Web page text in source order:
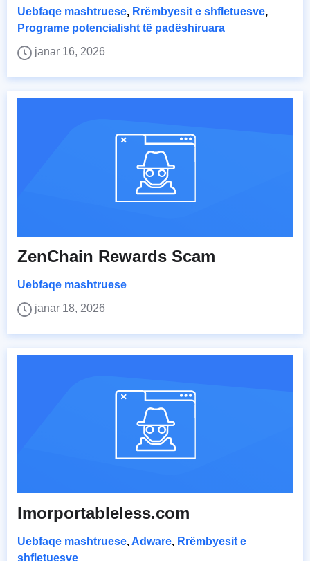
Uebfaqe mashtruese, Rrëmbyesit e shfletuesve,
Programe potencialisht të padëshiruara
janar 16, 2026
ZenChain Rewards Scam
Uebfaqe mashtruese
janar 18, 2026
Imorportableless.com
Uebfaqe mashtruese, Adware, Rrëmbyesit e
shfletuesve